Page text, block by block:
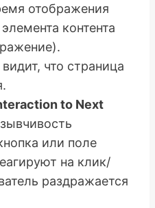
отображения
контента
что страница
to Next
или поле
на клик/
раздражается